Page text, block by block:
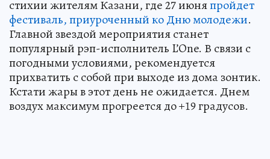
стихии жителям Казани, где 27 июняпройдет
фестиваль, приуроченный ко Дню молодежи.
Главной звездой мероприятия станет
популярный рэп-исполнитель L’One. В связи с
погодными условиями, рекомендуется
прихватить с собой при выходе из дома зонтик.
Кстати жары в этот день не ожидается. Днем
воздух максимум прогреется до +19 градусов.